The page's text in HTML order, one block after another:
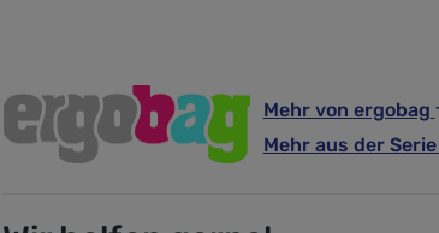
Mehr von ergobag
Mehr aus der Serie